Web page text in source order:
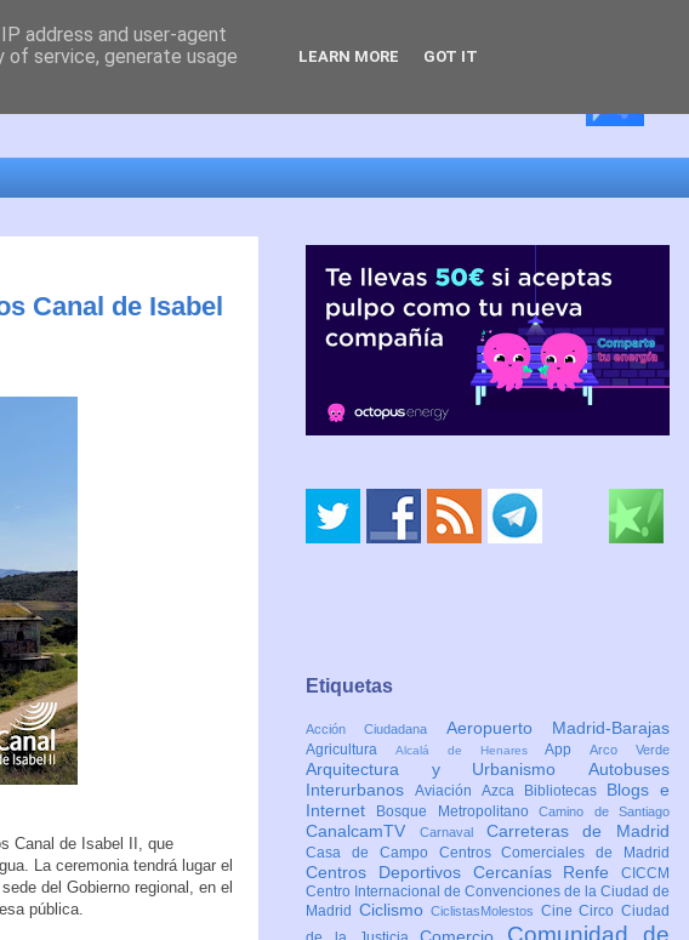
Canal de Isabel
Canal de Isabel II, que
La ceremonia tendrá lugar el
del Gobierno regional, en el
pública.
Etiquetas
Acción Ciudadana Aeropuerto Madrid-Barajas
Agricultura Alcalá de HenaresAppArco Verde
Arquitectura y Urbanismo Autobuses
Interurbanos Aviación Azca Bibliotecas Blogs e
Internet
Bosque MetropolitanoCamino de Santiago
CanalcamTV Carnaval Carreteras de Madrid
Casa de Campo Centros Comerciales de Madrid
Centros Deportivos Cercanías Renfe CICCM
Centro Internacional de Convenciones de la Ciudad de
Madrid CiclismoCiclistasMolestos CineCircoCiudad
address and user-agent
of service, generate usage
LEARN MORE GOT IT